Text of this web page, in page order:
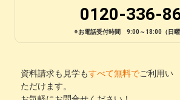
0120-336-
※お電話受付時間 9:00～18:00（日曜
資料請求も見学もすべて無料でご利用い
ただけます。